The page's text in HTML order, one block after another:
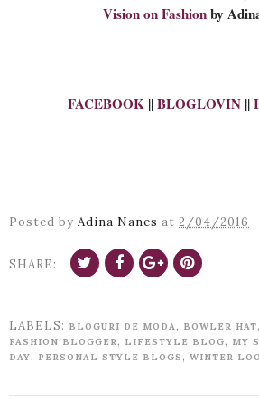
Vision on Fashionby
FACEBOOK ||BLOGLOVIN ||
Posted by Adina Nanes at 2/04/2016
SHARE:
LABELS: BLOGURI DE MODA, BOWLER HAT,
FASHION BLOGGER, LIFESTYLE BLOG, MY
DAY, PERSONAL STYLE BLOGS , WINTER